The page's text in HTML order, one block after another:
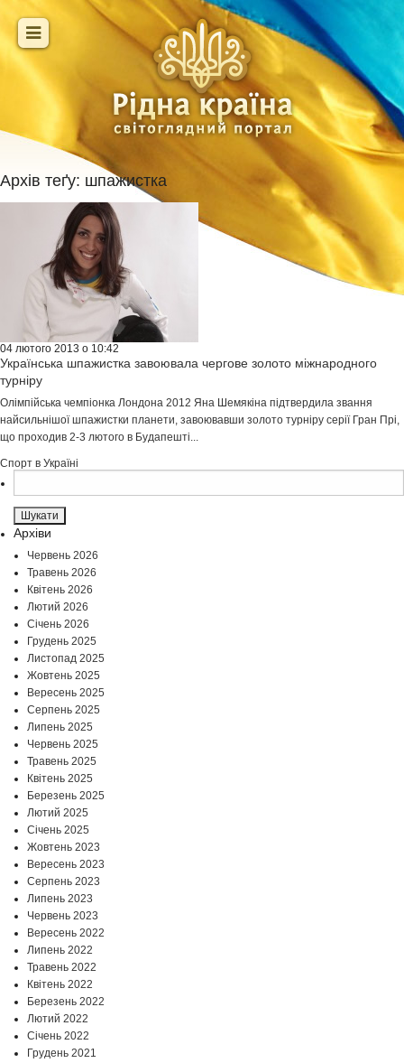
Архів теґу: шпажистка
04 лютого 2013 о 10:42
Українська шпажистка завоювала чергове золото міжнародного
турніру
Олімпійська чемпіонка Лондона 2012 Яна Шемякіна підтвердила звання
найсильнішої шпажистки планети, завоювавши золото турніру серії Гран Прі,
що проходив 2-3 лютого в Будапешті...
Спорт в Україні
Архіви
Червень 2026
Травень 2026
Квітень 2026
Лютий 2026
Січень 2026
Грудень 2025
Листопад 2025
Жовтень 2025
Вересень 2025
Серпень 2025
Липень 2025
Червень 2025
Травень 2025
Квітень 2025
Березень 2025
Лютий 2025
Січень 2025
Жовтень 2023
Вересень 2023
Серпень 2023
Липень 2023
Червень 2023
Вересень 2022
Липень 2022
Травень 2022
Квітень 2022
Березень 2022
Лютий 2022
Січень 2022
Грудень 2021